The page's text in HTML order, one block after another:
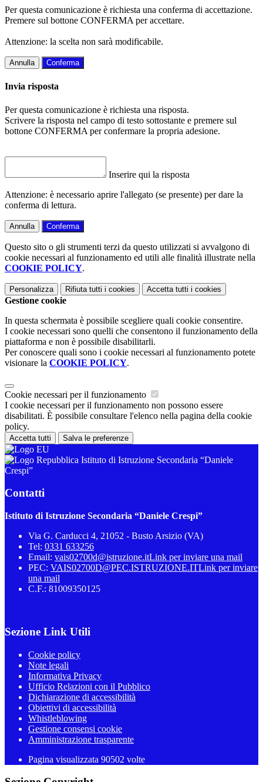
Per questa comunicazione è richiesta una conferma di accettazione.
Premere sul bottone CONFERMA per accettare.
Attenzione: la scelta non sarà modificabile.
Annulla Conferma
Invia risposta
Per questa comunicazione è richiesta una risposta.
Scrivere la risposta nel campo di testo sottostante e premere sul
bottone CONFERMA per confermare la propria adesione.
Inserire qui la risposta
Attenzione: è necessario aprire l'allegato (se presente) per dare la
conferma di lettura.
Annulla Conferma
Questo sito o gli strumenti terzi da questo utilizzati si avvalgono di
cookie necessari al funzionamento ed utili alle finalità illustrate nella
COOKIE POLICY.
Personalizza Rifiuta tutti i cookies Accetta tutti i cookies
Gestione cookie
In questa schermata è possibile scegliere quali cookie consentire.
I cookie necessari sono quelli che consentono il funzionamento della
piattaforma e non è possibile disabilitarli.
Per conoscere quali sono i cookie necessari al funzionamento potete
visionare la COOKIE POLICY.
Cookie necessari per il funzionamento
I cookie necessari per il funzionamento non possono essere
disabilitati. È possibile consultare l'elenco nella pagina della cookie
policy.
Accetta tutti Salva le preferenze
Istituto di Istruzione Secondaria “Daniele
Crespi”
Contatti
Istituto di Istruzione Secondaria “Daniele Crespi”
Via G. Carducci 4, 21052 - Busto Arsizio (VA)
Tel: 0331 633256
Email: vais02700d@istruzione.itLink per inviare una mail
PEC: VAIS02700D@PEC.ISTRUZIONE.ITLink per inviare
una mail
C.F.: 81009350125
Sezione Link Utili
Cookie policy
Note legali
Informativa Privacy
Ufficio Relazioni con il Pubblico
Dichiarazione di accessibilità
Obiettivi di accessibilità
Whistleblowing
Gestione consensi cookie
Amministrazione trasparente
Pagina visualizzata 90502 volte